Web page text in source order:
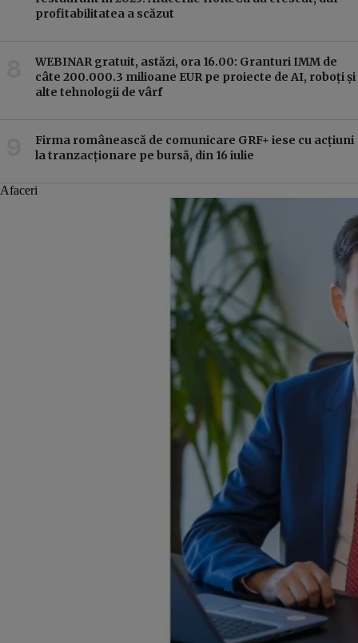
profitabilitatea a scăzut
WEBINAR gratuit, astăzi, ora 16.00: Granturi IMM de
câte 200.000.3 milioane EUR pe proiecte de AI, roboți și
alte tehnologii de vârf
Firma românească de comunicare GRF+ iese cu acțiuni
la tranzacționare pe bursă, din 16 iulie
Afaceri